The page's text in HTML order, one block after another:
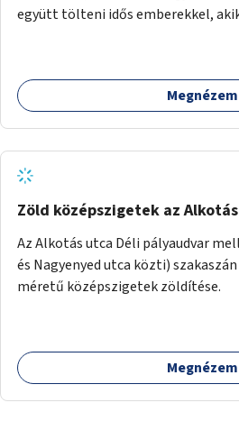
együtt tölteni idős emberekkel,
Megnézem
Zöld középszigetek az
Az Alkotás utca Déli pályaudvar
és Nagyenyed utca közti)
méretű középszigetek zöldítése.
Megnézem